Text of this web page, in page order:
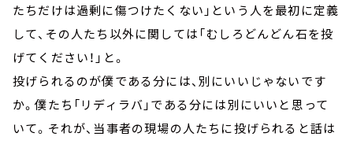
たちだけは過剰に傷つけたくない」という人を最初に定義
して、その人たち以外に関しては「むしろどんどん石を投
げてください！」と。
投げられるのが僕である分には、別にいいじゃないです
か。僕たち「リディラバ」である分には別にいいと思って
いて。それが、当事者の現場の人たちに投げられると話は